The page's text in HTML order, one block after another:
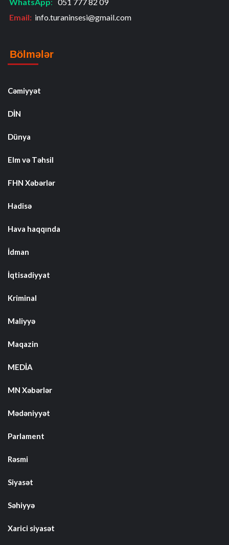
Email: info.turaninsesi@gmail.com
Bölmələr
Cəmiyyət
DİN
Dünya
Elm və Təhsil
FHN Xəbərlər
Hadisə
Hava haqqında
İdman
İqtisadiyyat
Kriminal
Maliyyə
Maqazin
MEDİA
MN Xəbərlər
Mədəniyyət
Parlament
Rəsmi
Siyasət
Səhiyyə
Xarici siyasət